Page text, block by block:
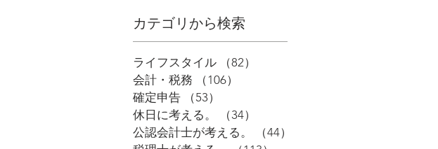
​カテゴリから検索
ライフスタイル （82）
会計・税務
（106）
確定申告
（53）
休日に考える。
（34）
公認会計士が考える。
（44）